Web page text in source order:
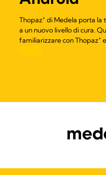
Thopaz+ di Medela porta la
a un nuovo livello di cura.
familiarizzare con Thopaz+